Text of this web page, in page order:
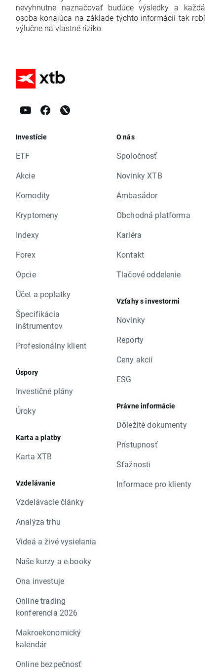
nevyhnutne naznačovať budúce výsledky a každá
osoba konajúca na základe týchto informácií tak robí
výlučne na vlastné riziko.
Investície
ETF
Akcie
Komodity
Kryptomeny
Indexy
Forex
Opcie
Účet a poplatky
Špecifikácia
inštrumentov
Profesionálny klient
Úspory
Investičné plány
Úroky
Karta a platby
Karta XTB
Vzdelávanie
Vzdelávacie články
Analýza trhu
Videá a živé vysielania
Naše kurzy a e-booky
Ona investuje
Online trading
konferencia 2026
Makroekonomický
kalendár
Online bezpečnosť
O nás
Spoločnosť
Novinky XTB
Ambasádor
Obchodná platforma
Kariéra
Kontakt
Tlačové oddelenie
Vzťahy s investormi
Novinky
Reporty
Ceny akcií
ESG
Právne informácie
Dôležité dokumenty
Prístupnosť
Sťažnosti
Informace pro klienty